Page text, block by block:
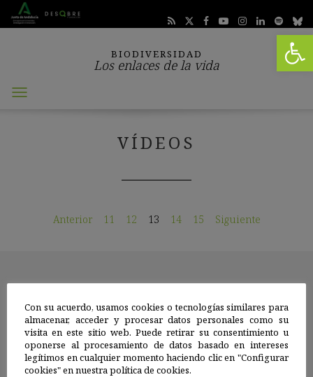
Abrir
BIODIVERSIDAD
Los enlaces de la vida
Abrir
VÍDEOS
Anterior 11 12 13 14 15 Siguiente
Una web de:
Con su acuerdo, usamos cookies o tecnologías similares para
almacenar, acceder y procesar datos personales como su
visita en este sitio web. Puede retirar su consentimiento u
oponerse al procesamiento de datos basado en intereses
legítimos en cualquier momento haciendo clic en "Configurar
cookies" en nuestra política de cookies.